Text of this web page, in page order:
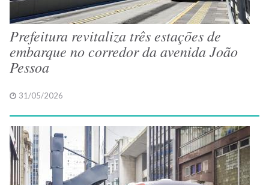
Prefeitura revitaliza três estações de
embarque no corredor da avenida João
Pessoa
31/05/2026